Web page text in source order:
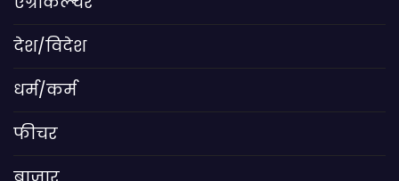
देश/विदेश
धर्म/कर्म
फीचर